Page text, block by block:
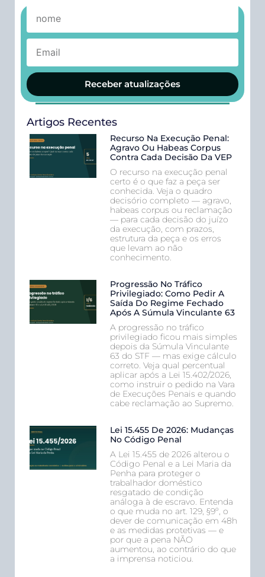
Receber atualizações
Artigos Recentes
Recurso Na Execução Penal:
Agravo Ou Habeas Corpus
Contra Cada Decisão Da VEP
O recurso na execução penal
certo é o que faz a peça ser
conhecida. Veja o quadro
decisório completo — agravo,
habeas corpus ou reclamação
— para cada decisão do juízo
da execução, com prazos,
estrutura da peça e os erros
que levam ao não
conhecimento.
Progressão No Tráfico
Privilegiado: Como Pedir A
Saída Do Regime Fechado
Após A Súmula Vinculante 63
A progressão no tráfico
privilegiado ficou mais simples
depois da Súmula Vinculante
63 do STF — mas exige cálculo
correto. Veja qual percentual
aplicar após a Lei 15.402/2026,
como instruir o pedido na Vara
de Execuções Penais e quando
cabe reclamação ao Supremo.
Lei 15.455 De 2026: Mudanças
No Código Penal
A Lei 15.455 de 2026 alterou o
Código Penal e a Lei Maria da
Penha para proteger o
trabalhador doméstico
resgatado de condição
análoga à de escravo. Entenda
o que muda no art. 129, §9º, o
dever de comunicação em 48h
e as medidas protetivas — e
por que a pena NÃO
aumentou, ao contrário do que
a imprensa noticiou.